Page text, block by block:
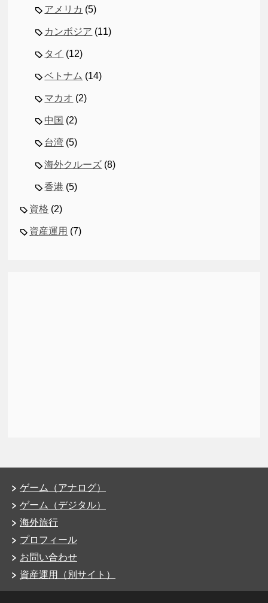
アメリカ (5)
カンボジア (11)
タイ (12)
ベトナム (14)
マカオ (2)
中国 (2)
台湾 (5)
海外クルーズ (8)
香港 (5)
資格 (2)
資産運用 (7)
ゲーム（アナログ）
ゲーム（デジタル）
海外旅行
プロフィール
お問い合わせ
資産運用（別サイト）